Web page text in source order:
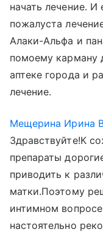
начать лечение.
пожалуста
Алаки-Альфа и
помоему карману
аптеке города и
лечение.
Мещерина Ирина
Здравствуйте!К
препараты
приводить к
матки.Поэтому
интимном
настоятельно